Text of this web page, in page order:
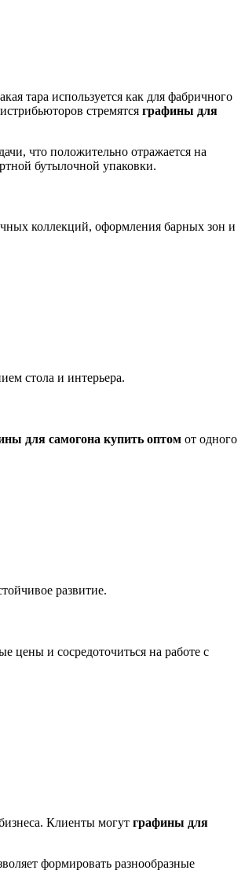
тара используется как для фабричного
стремятся графины для
что положительно отражается на
бутылочной упаковки.
коллекций, оформления барных зон и
стола и интерьера.
для самогона купить оптом от одного
развитие.
цены и сосредоточиться на работе с
Клиенты могут графины для
формировать разнообразные